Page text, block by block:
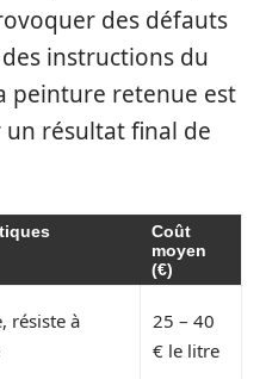
des défauts
instructions du
peinture retenue est
résultat final de
Coût
moyen
(€)
résiste à
25 – 40
€ le litre